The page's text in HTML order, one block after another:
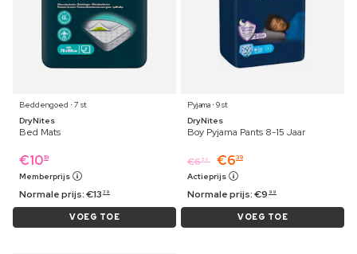
Beddengoed ⋅ 7 st
DryNites
Bed Mats
€1019
Memberprijs
Normale prijs:€13 39
VOEG TOE
Pyjama ⋅ 9 st
DryNites
Boy Pyjama Pants 8-15 Jaar
€659 €639
Actieprijs
Normale prijs:€9 99
VOEG TOE